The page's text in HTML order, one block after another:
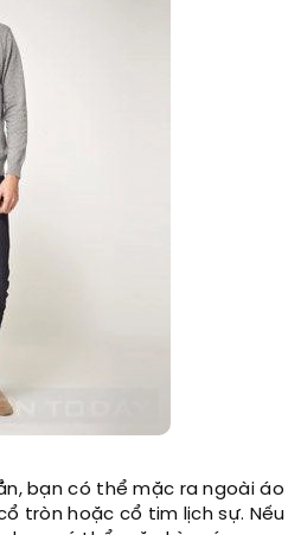
bạn có thể mặc ra ngoài áo
tròn hoặc cổ tim lịch sự. Nếu